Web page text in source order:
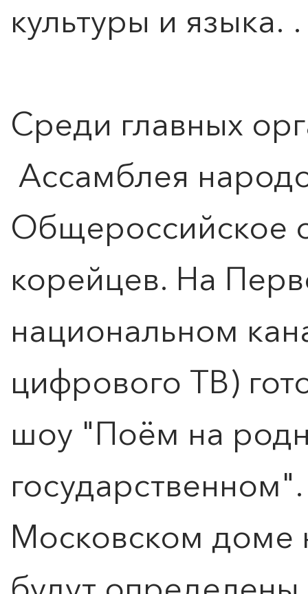
культуры и языка.
Среди главных
Ассамблея
Общероссийское
корейцев. На
национальном
цифрового ТВ)
шоу "Поём на
Московском доме